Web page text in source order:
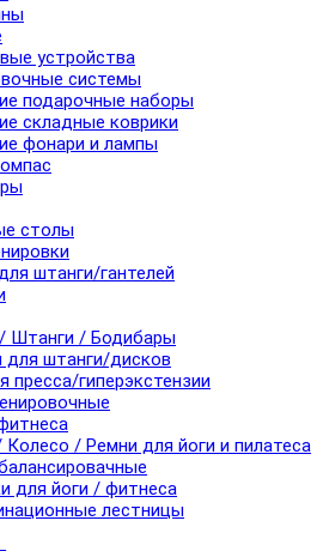
устройства
системы
подарочные наборы
складные коврики
фонари и лампы
столы
штанги/гантелей
Штанги / Бодибары
для штанги/дисков
пресса/гиперэкстензии
Колесо / Ремни для йоги и пилатеса
для йоги / фитнеса
лестницы